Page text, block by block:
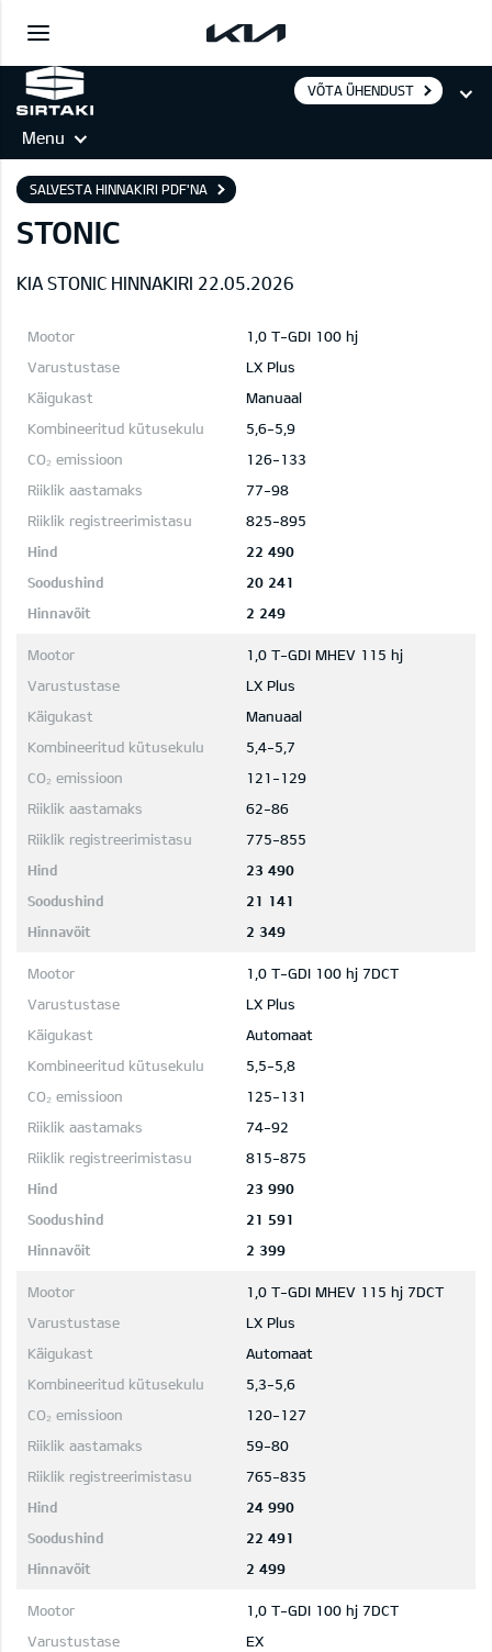
VÕTA ÜHENDUST
Menu
SALVESTA HINNAKIRI PDF'NA
STONIC
KIA STONIC HINNAKIRI 22.05.2026
1,0 T-GDI 100 hj
LX Plus
Manuaal
5,6-5,9
126-133
77-98
825-895
22 490
20 241
2 249
1,0 T-GDI MHEV 115 hj
LX Plus
Manuaal
5,4-5,7
121-129
62-86
775-855
23 490
21 141
2 349
1,0 T-GDI 100 hj 7DCT
LX Plus
Automaat
5,5-5,8
125-131
74-92
815-875
23 990
21 591
2 399
1,0 T-GDI MHEV 115 hj 7DCT
LX Plus
Automaat
5,3-5,6
120-127
59-80
765-835
24 990
22 491
2 499
1,0 T-GDI 100 hj 7DCT
EX